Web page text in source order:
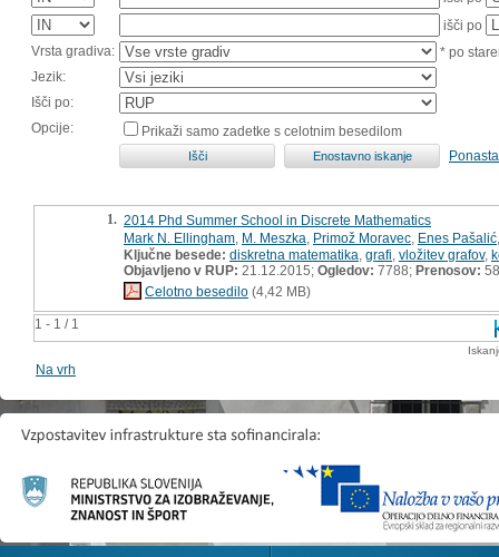
išči po
Vrsta gradiva:
* po
Jezik:
Išči po:
Opcije:
Prikaži samo zadetke s celotnim besedilom
1 - 1 / 1
1. 2014 Phd Summer School in Discrete Mathematics
Mark N. Ellingham M. Meszka Primož Moravec Enes Pašalić
Ključne besede: diskretna matematika grafi vložitev grafov,
Objavljeno v RUP: 21.12.2015; Ogledov: 7788; Prenosov: 58
Celotno besedilo (4,42 MB)
Na vrh